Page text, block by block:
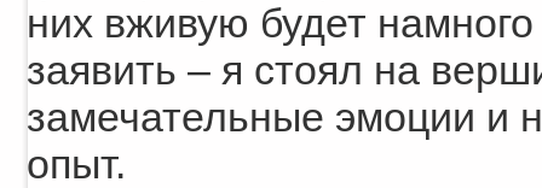
них вживую будет
заявить – я стоял на
замечательные эмоции и
опыт.